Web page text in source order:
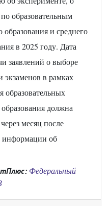
образовательным
и среднего
в 2025 году. Дата
заявлений о выборе
экзаменов в рамках
образовательных
должна
месяц после
информации об
Федеральный